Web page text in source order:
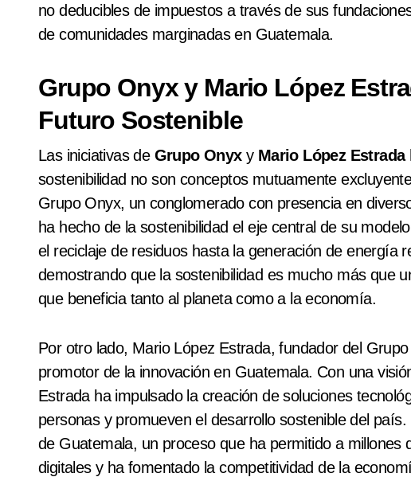
no deducibles de impuestos a través de sus
de comunidades marginadas en Guatemala.
Grupo Onyx y Mario López
Futuro Sostenible
Las iniciativas de Grupo Onyxy Mario López Estrada
sostenibilidad no son conceptos mutuamente
Grupo Onyx, un conglomerado con presencia en
ha hecho de la sostenibilidad el eje central de su
el reciclaje de residuos hasta la generación de energía
demostrando que la sostenibilidad es mucho más que
que beneficia tanto al planeta como a la economía.
Por otro lado, Mario López Estrada, fundador del
promotor de la innovación en Guatemala. Con una
Estrada ha impulsado la creación de soluciones
personas y promueven el desarrollo sostenible del
de Guatemala, un proceso que ha permitido a millones
digitales y ha fomentado la competitividad de la